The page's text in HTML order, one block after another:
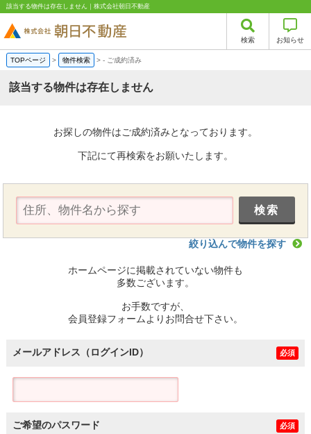
該当する物件は存在しません｜株式会社朝日不動産
検索 お知らせ
TOPページ > 物件検索 >- ご成約済み
該当する物件は存在しません
お探しの物件はご成約済みとなっております。
下記にて再検索をお願いたします。
絞り込んで物件を探す
ホームページに掲載されていない物件も
多数ございます。
お手数ですが、
会員登録フォームよりお問合せ下さい。
メールアドレス（ログインID） 必須
ご希望のパスワード 必須